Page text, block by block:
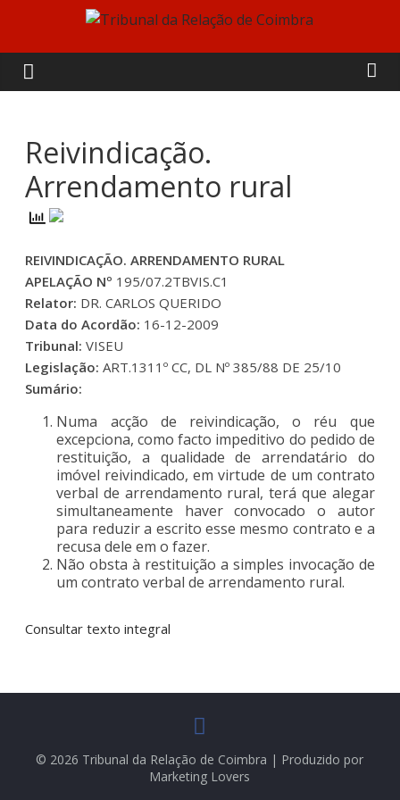
content
Tribunal
da
Relação
de
Coimbra
Reivindicação.
Arrendamento rural
REIVINDICAÇÃO. ARRENDAMENTO RURAL
APELAÇÃO Nº 195/07.2TBVIS.C1
Relator: DR. CARLOS QUERIDO
Data do Acordão: 16-12-2009
Tribunal: VISEU
Legislação: ART.1311º CC, DL Nº 385/88 DE 25/10
Sumário:
Numa acção de reivindicação, o réu que
excepciona, como facto impeditivo do pedido de
restituição, a qualidade de arrendatário do
imóvel reivindicado, em virtude de um contrato
verbal de arrendamento rural, terá que alegar
simultaneamente haver convocado o autor
para reduzir a escrito esse mesmo contrato e a
recusa dele em o fazer.
Não obsta à restituição a simples invocação de
um contrato verbal de arrendamento rural.
Consultar texto integral
© 2026 Tribunal da Relação de Coimbra | Produzido por
Marketing Lovers